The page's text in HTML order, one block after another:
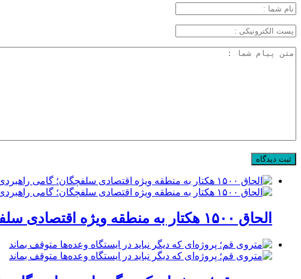
الحاق ۱۵۰۰ هکتار به منطقه ویژه اقتصادی سلفچگان؛ گامی راهبردی برای پاسخ به موج جدید سرمایه‌گذاری در قم